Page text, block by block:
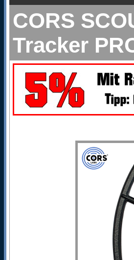
CORS
Tracker